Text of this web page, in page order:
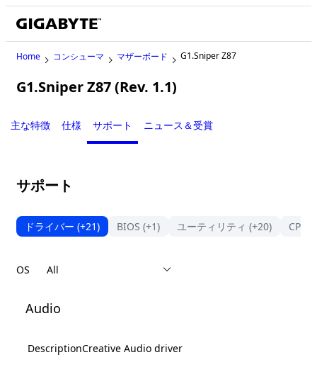
Home コンシューマ マザーボード G1.Sniper Z87
G1.Sniper Z87 (Rev. 1.1)
主な特徴 仕様 サポート ニュース＆受賞
サポート
ドライバー (+21) BIOS (+1) ユーティリティ (+20) CPU
OS
Audio
DescriptionCreative Audio driver